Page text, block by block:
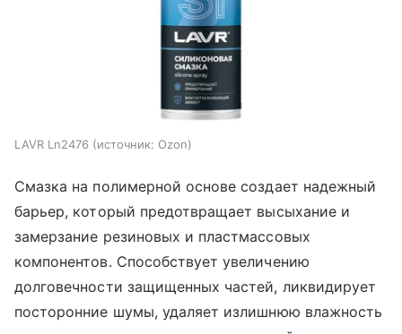
LAVR Ln2476 источник: Ozon
Смазка на полимерной основе создает надежный
барьер, который предотвращает высыхание и
замерзание резиновых и пластмассовых
компонентов. Способствует увеличению
долговечности защищенных частей, ликвидирует
посторонние шумы, удаляет излишнюю влажность